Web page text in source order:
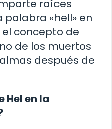
raíces
«hell» en
concepto de
de los muertos
después de
Hel en la